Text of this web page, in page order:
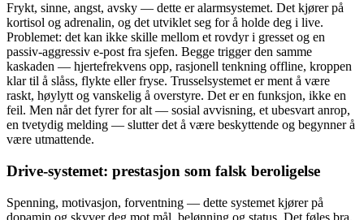
Frykt, sinne, angst, avsky — dette er alarmsystemet. Det kjører på
kortisol og adrenalin, og det utviklet seg for å holde deg i live.
Problemet: det kan ikke skille mellom et rovdyr i gresset og en
passiv-aggressiv e-post fra sjefen. Begge trigger den samme
kaskaden — hjertefrekvens opp, rasjonell tenkning offline, kroppen
klar til å slåss, flykte eller fryse. Trusselsystemet er ment å være
raskt, høylytt og vanskelig å overstyre. Det er en funksjon, ikke en
feil. Men når det fyrer for alt — sosial avvisning, et ubesvart anrop,
en tvetydig melding — slutter det å være beskyttende og begynner å
være utmattende.
Drive-systemet: prestasjon som falsk beroligelse
Spenning, motivasjon, forventning — dette systemet kjører på
dopamin og skyver deg mot mål, belønning og status. Det føles bra.